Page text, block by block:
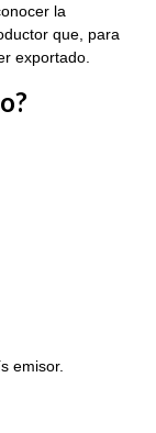
la
que, para
exportado.
emisor.